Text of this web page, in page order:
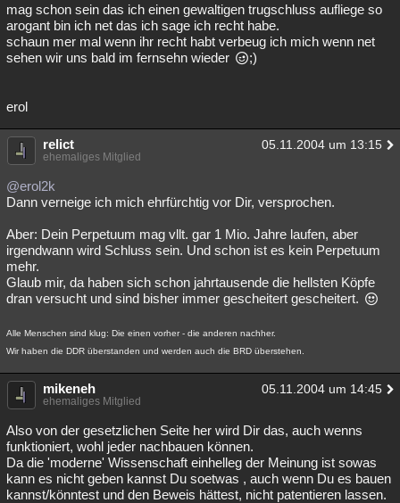
mag schon sein das ich einen gewaltigen trugschluss aufliege so
arogant bin ich net das ich sage ich recht habe.
schaun mer mal wenn ihr recht habt verbeug ich mich wenn net
sehen wir uns bald im fernsehn wieder
;)
erol
relict 05.11.2004 um 13:15
ehemaliges Mitglied
@erol2k
Dann verneige ich mich ehrfürchtig vor Dir, versprochen.
Aber: Dein Perpetuum mag vllt. gar 1 Mio. Jahre laufen, aber
irgendwann wird Schluss sein. Und schon ist es kein Perpetuum
mehr.
Glaub mir, da haben sich schon jahrtausende die hellsten Köpfe
dran versucht und sind bisher immer gescheitert gescheitert.
Alle Menschen sind klug: Die einen vorher - die anderen nachher.
Wir haben die DDR überstanden und werden auch die BRD überstehen.
mikeneh 05.11.2004 um 14:45
ehemaliges Mitglied
Also von der gesetzlichen Seite her wird Dir das, auch wenns
funktioniert, wohl jeder nachbauen können.
Da die 'moderne' Wissenschaft einhelleg der Meinung ist sowas
kann es nicht geben kannst Du soetwas , auch wenn Du es bauen
kannst/könntest und den Beweis hättest, nicht patentieren lassen.